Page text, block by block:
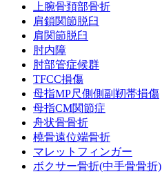
上腕骨頚部骨折
肩鎖関節脱臼
肩関節脱臼
肘内障
肘部管症候群
TFCC損傷
母指MP尺側側副靭帯損傷
母指CM関節症
舟状骨骨折
橈骨遠位端骨折
マレットフィンガー
ボクサー骨折(中手骨骨折)